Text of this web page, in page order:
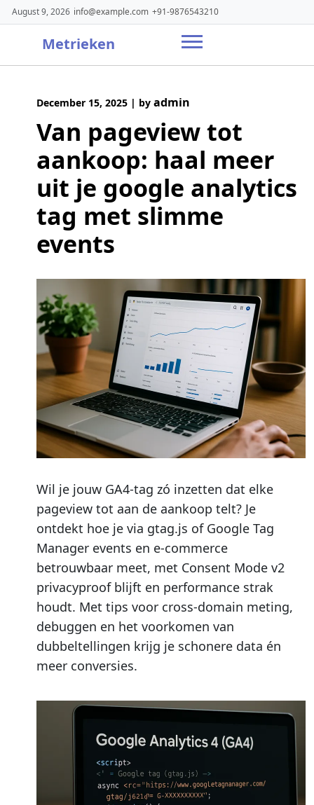
Skip
to
August 9, 2026 info@example.com +91-9876543210
Metrieken
December 15, 2025 | by admin
Van pageview tot
aankoop: haal meer
uit je google analytics
tag met slimme
events
Wil je jouw GA4-tag zó inzetten dat elke
pageview tot aan de aankoop telt? Je
ontdekt hoe je via gtag.js of Google Tag
Manager events en e-commerce
betrouwbaar meet, met Consent Mode v2
privacyproof blijft en performance strak
houdt. Met tips voor cross-domain meting,
debuggen en het voorkomen van
dubbeltellingen krijg je schonere data én
meer conversies.